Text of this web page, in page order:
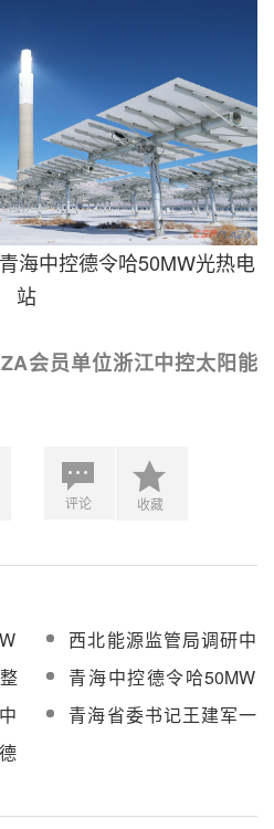
海中控德令哈50MW光热电
站
会员单位浙江中控太阳能
评论 收藏
西北能源监管局调研中
控太阳能、中广核太阳
能等企业了解光热发电
项目发展情况
青海中控德令哈50MW
光热电站月度发电量达
成率首次超过100%
青海省委书记王建军一